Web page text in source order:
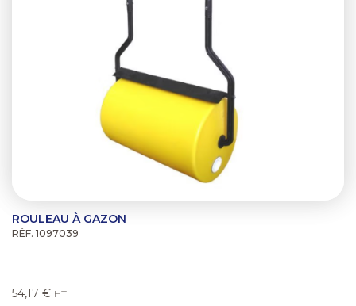
ROULEAU À GAZON
RÉF. 1097039
54,17 € HT